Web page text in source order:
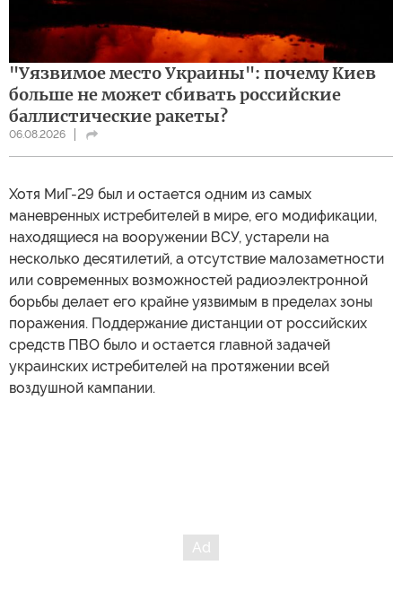
"Уязвимое место Украины": почему Киев
больше не может сбивать российские
баллистические ракеты?
06.08.2026
Хотя МиГ-29 был и остается одним из самых
маневренных истребителей в мире, его модификации,
находящиеся на вооружении ВСУ, устарели на
несколько десятилетий, а отсутствие малозаметности
или современных возможностей радиоэлектронной
борьбы делает его крайне уязвимым в пределах зоны
поражения. Поддержание дистанции от российских
средств ПВО было и остается главной задачей
украинских истребителей на протяжении всей
воздушной кампании.